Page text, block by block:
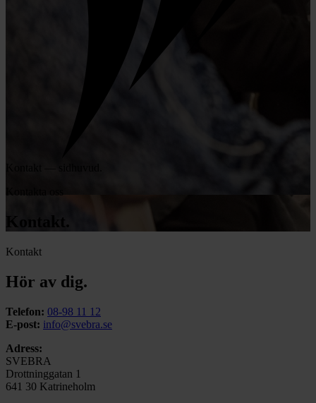
Kontakt.
Kontakt
Hör av dig.
Telefon: 08-98 11 12
E-post: info@svebra.se
Adress:
SVEBRA
Drottninggatan 1
641 30 Katrineholm